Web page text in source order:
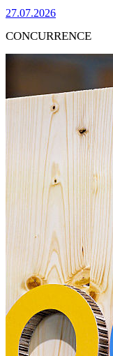
27.07.2026
CONCURRENCE